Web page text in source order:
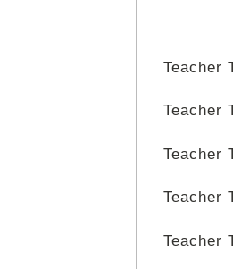
Teacher
Teacher
Teacher
Teacher
Teacher